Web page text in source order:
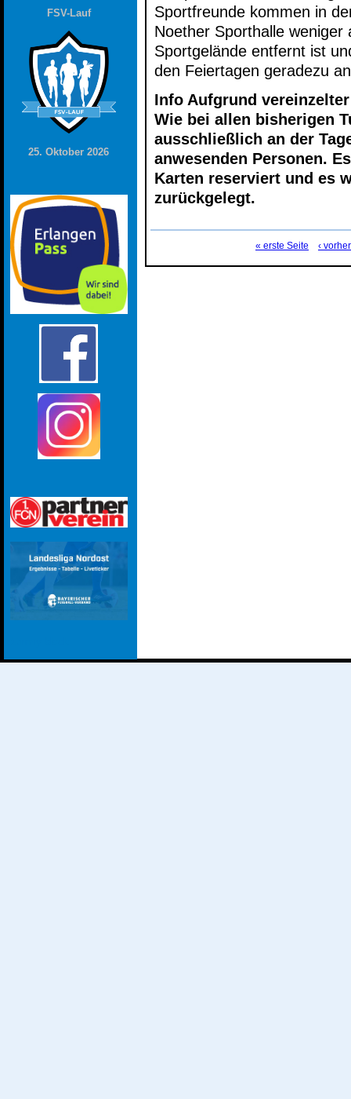
Sportfreunde kommen in
Noether Sporthalle
Sportgelände entfernt ist
den Feiertagen geradezu
Info Aufgrund
Wie bei allen bisherigen
ausschließlich an der
anwesenden Personen.
Karten reserviert und es
zurückgelegt.
« erste Seite ‹
FSV-Lauf
25. Oktober 2026